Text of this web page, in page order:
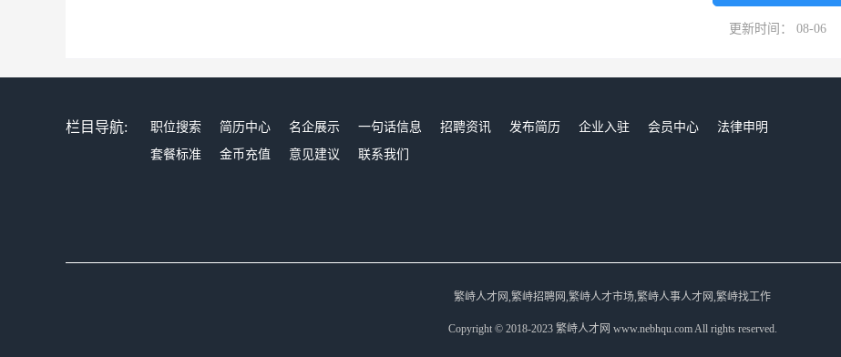
足额发放员工月度工资的同时，根据经营状况，每年为员工发放年终奖。公司为员工提供全勤奖、饭费补助、岗位津贴、工龄津
贴、防暑降温津贴等完备的津贴补助，并根据各分支机构所在地的实际消费水平，为当地员工发放城市补助。公司根据国家法律
更新时间： 08-06
栏目导航: 职位搜索 简历中心 名企展示 一句话信息 招聘资讯 发布简历 企业入驻 会员中心
法律申明
套餐标准
金币充值 意见建议 联系我们
繁峙人才网,繁峙招聘网,繁峙人才市场,繁峙人事人才网,繁峙找工作
Copyright © 2018-2023 繁峙人才网 www.nebhqu.com All rights reserved.